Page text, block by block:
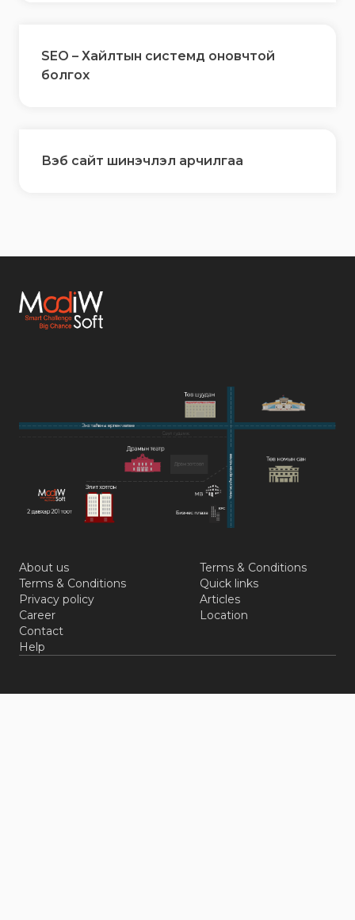
SEO – Хайлтын системд оновчтой
болгох
Вэб сайт шинэчлэл арчилгаа
About us
Terms & Conditions
Privacy policy
Career
Contact
Help
Terms & Conditions
Quick links
Articles
Location